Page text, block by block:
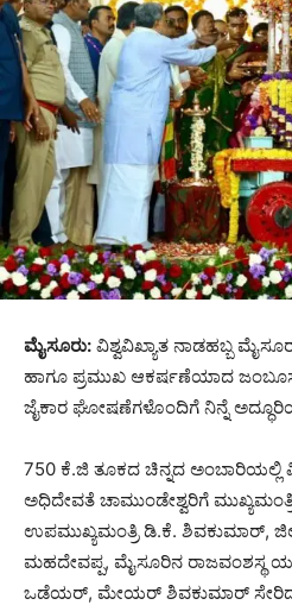
ಮೈಸೂರು: ವಿಶ್ವವಿಖ್ಯಾತ ನಾಡಹಬ್ಬ
ಹಾಗೂ ಪ್ರಮುಖ ಆಕರ್ಷಣೆಯಾದ
ಜೈಕಾರ ಘೋಷಣೆಗಳೊಂದಿಗೆ ನಿನ್ನೆ
750 ಕೆ.ಜಿ ತೂಕದ ಚಿನ್ನದ ಅಂಬಾರಿಯಲ್ಲಿ
ಅಧಿದೇವತೆ ಚಾಮುಂಡೇಶ್ವರಿಗೆ
ಉಪಮುಖ್ಯಮಂತ್ರಿ ಡಿ.ಕೆ. ಶಿವಕುಮಾರ್,
ಮಹದೇವಪ್ಪ, ಮೈಸೂರಿನ ರಾಜವಂಶಸ್ಥ
ಒಡೆಯರ್, ಮೇಯರ್ ಶಿವಕುಮಾರ್